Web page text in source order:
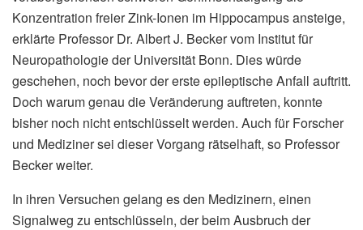
Konzentration freier Zink-Ionen im Hippocampus ansteige,
erklärte Professor Dr. Albert J. Becker vom Institut für
Neuropathologie der Universität Bonn. Dies würde
geschehen, noch bevor der erste epileptische Anfall auftritt.
Doch warum genau die Veränderung auftreten, konnte
bisher noch nicht entschlüsselt werden. Auch für Forscher
und Mediziner sei dieser Vorgang rätselhaft, so Professor
Becker weiter.
In ihren Versuchen gelang es den Medizinern, einen
Signalweg zu entschlüsseln, der beim Ausbruch der